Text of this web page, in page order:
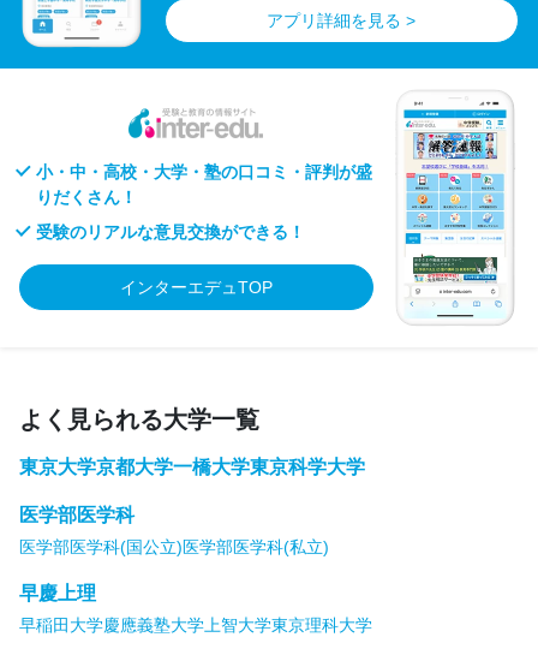
アプリ詳細を見る >
小・中・高校・大学・塾の口コミ・評判が盛
りだくさん！
受験のリアルな意見交換ができる！
インターエデュTOP
よく見られる大学一覧
東京大学京都大学一橋大学東京科学大学
医学部医学科
医学部医学科(国公立)医学部医学科(私立)
早慶上理
早稲田大学慶應義塾大学 上智大学東京理科大学